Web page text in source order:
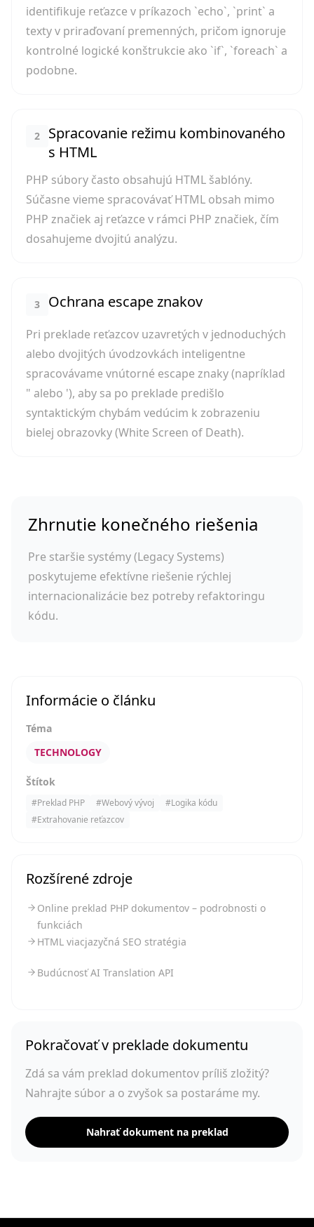
identifikuje reťazce v príkazoch `echo`, `print` a
texty v priraďovaní premenných, pričom ignoruje
kontrolné logické konštrukcie ako `if`, `foreach` a
podobne.
2
Spracovanie režimu kombinovaného
s HTML
PHP súbory často obsahujú HTML šablóny.
Súčasne vieme spracovávať HTML obsah mimo
PHP značiek aj reťazce v rámci PHP značiek, čím
dosahujeme dvojitú analýzu.
3 Ochrana escape znakov
Pri preklade reťazcov uzavretých v jednoduchých
alebo dvojitých úvodzovkách inteligentne
spracovávame vnútorné escape znaky (napríklad
" alebo '), aby sa po preklade predišlo
syntaktickým chybám vedúcim k zobrazeniu
bielej obrazovky (White Screen of Death).
Zhrnutie konečného riešenia
Pre staršie systémy (Legacy Systems)
poskytujeme efektívne riešenie rýchlej
internacionalizácie bez potreby refaktoringu
kódu.
Informácie o článku
Téma
TECHNOLOGY
Štítok
#Preklad PHP #Webový vývoj #Logika kódu
#Extrahovanie reťazcov
Rozšírené zdroje
Online preklad PHP dokumentov – podrobnosti o
funkciách
HTML viacjazyčná SEO stratégia
Budúcnosť AI Translation API
Pokračovať v preklade dokumentu
Zdá sa vám preklad dokumentov príliš zložitý?
Nahrajte súbor a o zvyšok sa postaráme my.
Nahrať dokument na preklad